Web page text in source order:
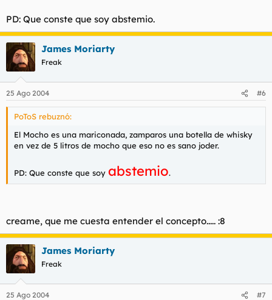
PD: Que conste que soy abstemio.
James Moriarty
Freak
25 Ago 2004 #6
PoToS rebuznó:
El Mocho es una mariconada, zamparos una botella de whisky
en vez de 5 litros de mocho que eso no es sano joder.
PD: Que conste que soy abstemio.
creame, que me cuesta entender el concepto..... :8
James Moriarty
Freak
25 Ago 2004 #7